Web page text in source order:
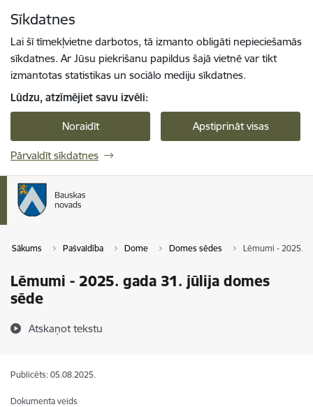
Sīkdatnes
Lai šī tīmekļvietne darbotos, tā izmanto obligāti nepieciešamās
sīkdatnes. Ar Jūsu piekrišanu papildus šajā vietnē var tikt
izmantotas statistikas un sociālo mediju sīkdatnes.
Lūdzu, atzīmējiet savu izvēli:
Noraidīt Apstiprināt visas
Pārvaldīt sīkdatnes
Sākums Pašvaldība Dome Domes sēdes Lēmumi - 2025.
Lēmumi - 2025. gada 31. jūlija domes
sēde
Atskaņot tekstu
Publicēts: 05.08.2025.
Dokumenta veids